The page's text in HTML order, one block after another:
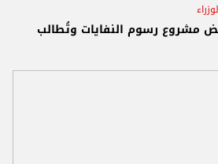
مشروع رسوم النفايات وتُطالب